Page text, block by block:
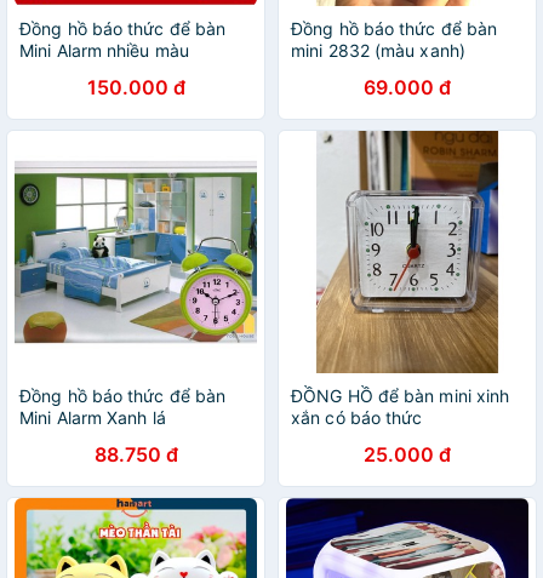
Đồng hồ báo thức để bàn
Mini Alarm nhiều màu
150.000 đ
Đồng hồ báo thức để bàn
mini 2832 (màu xanh)
69.000 đ
Đồng hồ báo thức để bàn
Mini Alarm Xanh lá
88.750 đ
ĐỒNG HỒ để bàn mini xinh
xắn có báo thức
25.000 đ